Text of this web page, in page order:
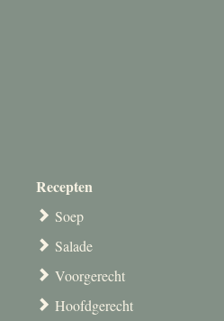
Recepten
Soep
Salade
Voorgerecht
Hoofdgerecht